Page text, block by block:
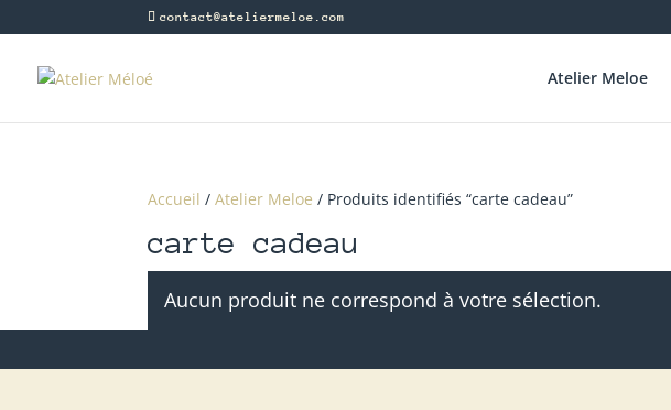
contact@ateliermeloe.com
Atelier Meloe
Accueil /Atelier Meloe / Produits identifiés “carte cadeau”
carte cadeau
Aucun produit ne correspond à votre sélection.